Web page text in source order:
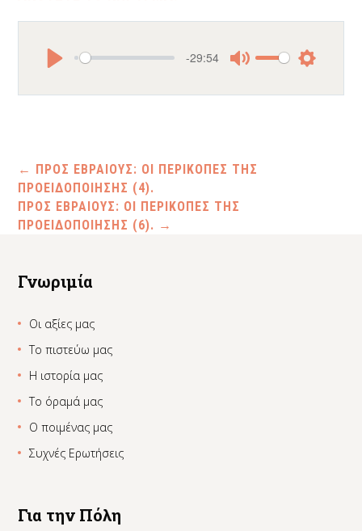
-29:54
← ΠΡΟΣ ΕΒΡΑΙΟΥΣ: ΟΙ ΠΕΡΙΚΟΠΕΣ ΤΗΣ
ΠΡΟΕΙΔΟΠΟΙΗΣΗΣ (4).
ΠΡΟΣ ΕΒΡΑΙΟΥΣ: ΟΙ ΠΕΡΙΚΟΠΕΣ ΤΗΣ
ΠΡΟΕΙΔΟΠΟΙΗΣΗΣ (6). →
Γνωριμία
Οι αξίες μας
Το πιστεύω μας
Η ιστορία μας
Το όραμά μας
Ο ποιμένας μας
Συχνές Ερωτήσεις
Για την Πόλη